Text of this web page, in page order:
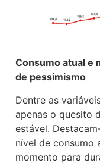
Consumo atual e
de pessimismo
Dentre as
apenas o quesito
estável.
nível de consumo
momento para